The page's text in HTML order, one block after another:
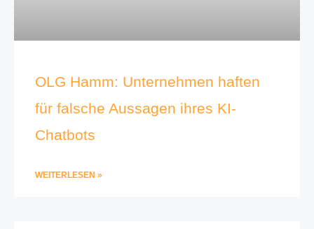
OLG Hamm: Unternehmen haften
für falsche Aussagen ihres KI-
Chatbots
WEITERLESEN »